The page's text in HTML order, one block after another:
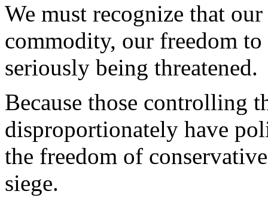
We must recognize that
commodity, our freedom to
seriously being threatened.
Because those controlling
disproportionately have
the freedom of
siege.